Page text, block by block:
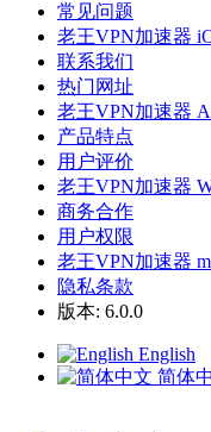
常见问题
老王VPN加速器
联系我们
热门网址
老王VPN加速器
产品特点
用户评价
老王VPN加速器
商务合作
用户权限
老王VPN加速器
隐私条款
版本: 6.0.0
English
简体